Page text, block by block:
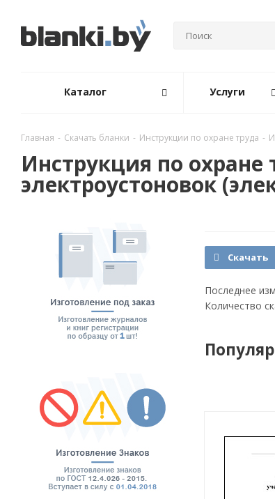
Каталог Услуги
Главная - Скачать бланки - Инструкции по охране труда -
Инструкция по
электроустоновок
Скачать
Последнее
Количество